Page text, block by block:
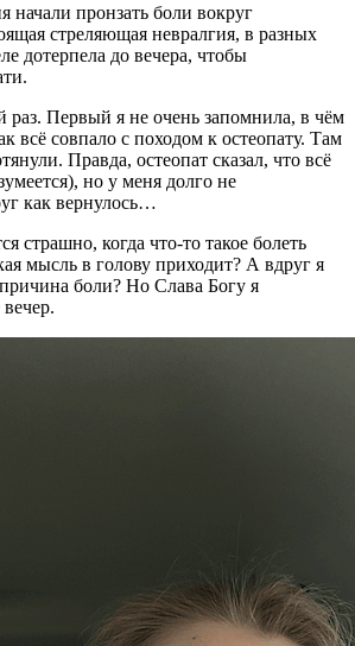
начали пронзать боли вокруг
стреляющая невралгия, в разных
дотерпела до вечера, чтобы
раз. Первый я не очень запомнила, в чём
всё совпало с походом к остеопату. Там
Правда, остеопат сказал, что всё
но у меня долго не
как вернулось…
страшно, когда что-то такое болеть
мысль в голову приходит? А вдруг я
боли? Но Слава Богу я
вечер.